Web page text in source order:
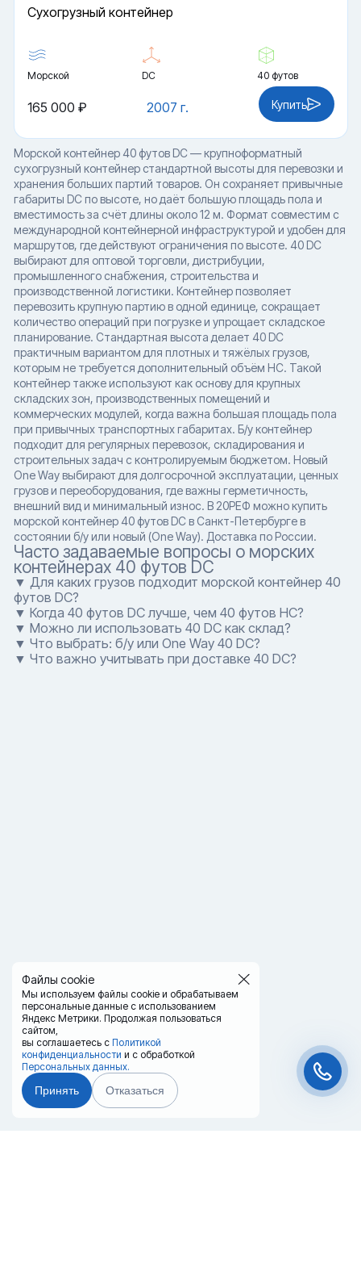
Файлы cookie
Мы используем файлы cookie и обрабатываем
персональные данные с использованием
Яндекс Метрики. Продолжая пользоваться
сайтом,
вы соглашаетесь с Политикой
конфиденциальности и с обработкой
Персональных данных.
Принять Отказаться
Cухогрузный контейнер
Морской DC 40 футов
2007 г.
165 000 ₽ Купить
Морской контейнер 40 футов DC — крупноформатный
сухогрузный контейнер стандартной высоты для перевозки и
хранения больших партий товаров. Он сохраняет привычные
габариты DC по высоте, но даёт большую площадь пола и
вместимость за счёт длины около 12 м. Формат совместим с
международной контейнерной инфраструктурой и удобен для
маршрутов, где действуют ограничения по высоте. 40 DC
выбирают для оптовой торговли, дистрибуции,
промышленного снабжения, строительства и
производственной логистики. Контейнер позволяет
перевозить крупную партию в одной единице, сокращает
количество операций при погрузке и упрощает складское
планирование. Стандартная высота делает 40 DC
практичным вариантом для плотных и тяжёлых грузов,
которым не требуется дополнительный объём HC. Такой
контейнер также используют как основу для крупных
складских зон, производственных помещений и
коммерческих модулей, когда важна большая площадь пола
при привычных транспортных габаритах. Б/у контейнер
подходит для регулярных перевозок, складирования и
строительных задач с контролируемым бюджетом. Новый
One Way выбирают для долгосрочной эксплуатации, ценных
грузов и переоборудования, где важны герметичность,
внешний вид и минимальный износ. В 20РЕФ можно купить
морской контейнер 40 футов DC в Санкт-Петербурге в
состоянии б/у или новый (One Way). Доставка по России.
Часто задаваемые вопросы о морских
контейнерах 40 футов DC
▼ Для каких грузов подходит морской контейнер 40
футов DC?
▼ Когда 40 футов DC лучше, чем 40 футов HC?
▼ Можно ли использовать 40 DC как склад?
▼ Что выбрать: б/у или One Way 40 DC?
▼ Что важно учитывать при доставке 40 DC?